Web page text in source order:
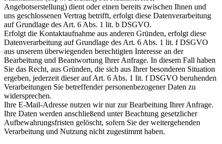
Angebotserstellung) dient oder einen bereits zwischen Ihnen und
uns geschlossenen Vertrag betrifft, erfolgt diese Datenverarbeitung
auf Grundlage des Art. 6 Abs. 1 lit. b DSGVO.
Erfolgt die Kontaktaufnahme aus anderen Gründen, erfolgt diese
Datenverarbeitung auf Grundlage des Art. 6 Abs. 1 lit. f DSGVO
aus unserem überwiegenden berechtigten Interesse an der
Bearbeitung und Beantwortung Ihrer Anfrage. In diesem Fall haben
Sie das Recht, aus Gründen, die sich aus Ihrer besonderen Situation
ergeben, jederzeit dieser auf Art. 6 Abs. 1 lit. f DSGVO beruhenden
Verarbeitungen Sie betreffender personenbezogener Daten zu
widersprechen.
Ihre E-Mail-Adresse nutzen wir nur zur Bearbeitung Ihrer Anfrage.
Ihre Daten werden anschließend unter Beachtung gesetzlicher
Aufbewahrungsfristen gelöscht, sofern Sie der weitergehenden
Verarbeitung und Nutzung nicht zugestimmt haben.